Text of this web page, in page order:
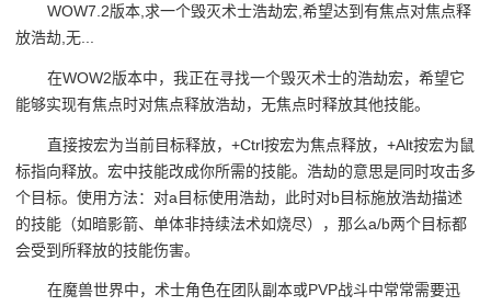
WOW7.2版本,求一个毁灭术士浩劫宏,希望达到有焦点对焦点释
放浩劫,无...
在WOW2版本中，我正在寻找一个毁灭术士的浩劫宏，希望它
能够实现有焦点时对焦点释放浩劫，无焦点时释放其他技能。
直接按宏为当前目标释放，+Ctrl按宏为焦点释放，+Alt按宏为鼠
标指向释放。宏中技能改成你所需的技能。浩劫的意思是同时攻击多
个目标。使用方法：对a目标使用浩劫，此时对b目标施放浩劫描述
的技能（如暗影箭、单体非持续法术如烧尽），那么a/b两个目标都
会受到所释放的技能伤害。
在魔兽世界中，术士角色在团队副本或PVP战斗中常常需要迅